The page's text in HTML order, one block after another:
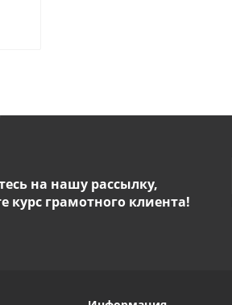
на нашу рассылку,
курс грамотного клиента!